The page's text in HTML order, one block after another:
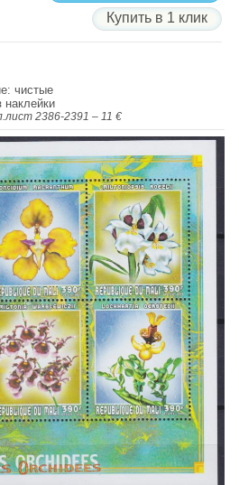
Купить в 1 клик
чистые
наклейки
2386-2391 – 11 €